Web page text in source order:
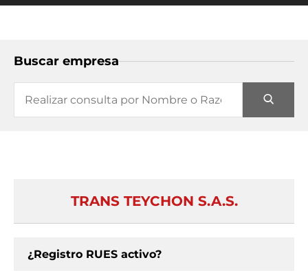
Buscar empresa
TRANS TEYCHON S.A.S.
¿Registro RUES activo?